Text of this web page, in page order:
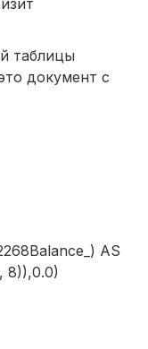
таблицы
документ с
AS
8)),0.0)